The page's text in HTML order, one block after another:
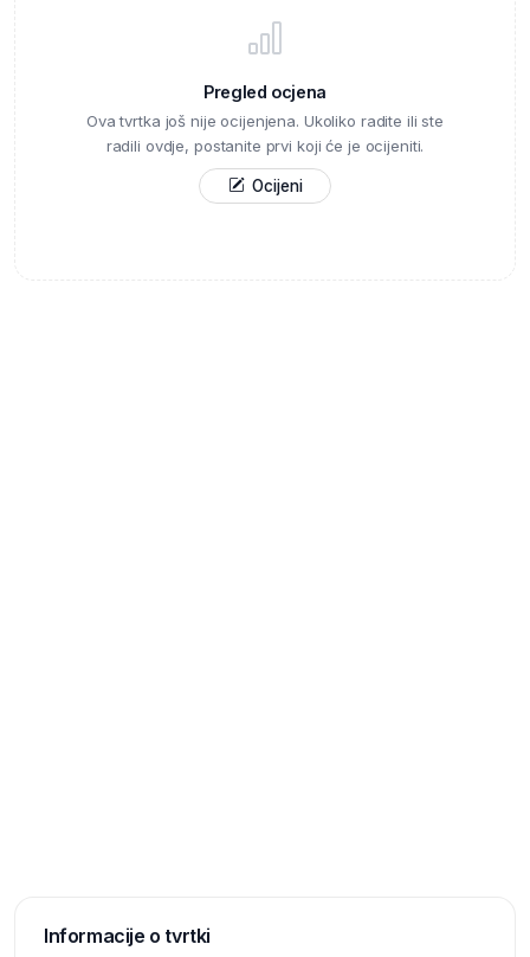
Pregled ocjena
Ova tvrtka još nije ocijenjena. Ukoliko radite ili ste
radili ovdje, postanite prvi koji će je ocijeniti.
Ocijeni
Informacije o tvrtki